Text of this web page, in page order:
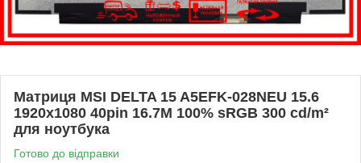
Матриця MSI DELTA 15 A5EFK-028NEU 15.6
1920x1080 40pin 16.7M 100% sRGB 300 cd/m²
для ноутбука
Готово до відправки